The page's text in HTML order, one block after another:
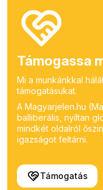
Támogassa
Mi a munkánkkal
támogatásukat.
A Magyarjelen.hu
balliberális, nyíltan
mindkét oldalról
igazságot feltárni.
Támogatás